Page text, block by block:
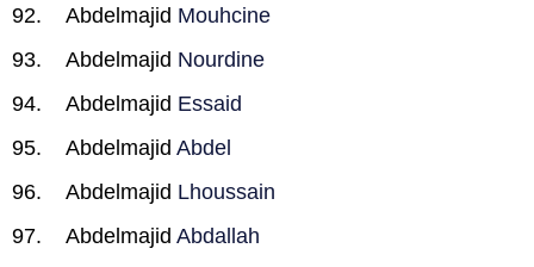
Abdelmajid Mouhcine
Abdelmajid Nourdine
Abdelmajid Essaid
Abdelmajid Abdel
Abdelmajid Lhoussain
Abdelmajid Abdallah